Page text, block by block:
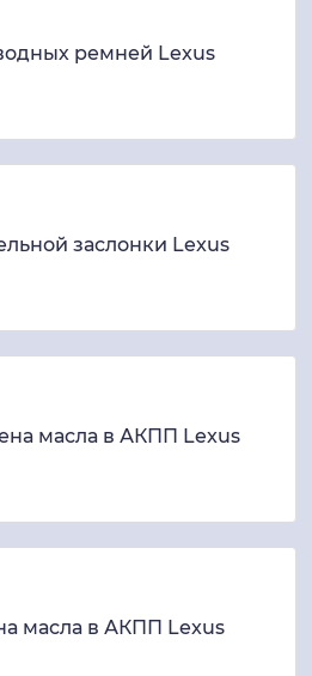
ремней Lexus
заслонки Lexus
масла в АКПП Lexus
масла в АКПП Lexus